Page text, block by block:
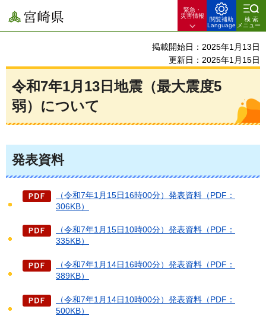
宮崎県
緊急・
災害情報
閲覧補助
Language
検索
メニュー
掲載開始日：2025年1月13日
更新日：2025年1月15日
令和7年1月13日地震（最大震度5
弱）について
発表資料
（令和7年1月15日16時00分）発表資料（PDF：
306KB）
（令和7年1月15日10時00分）発表資料（PDF：
335KB）
（令和7年1月14日16時00分）発表資料（PDF：
389KB）
（令和7年1月14日10時00分）発表資料（PDF：
500KB）